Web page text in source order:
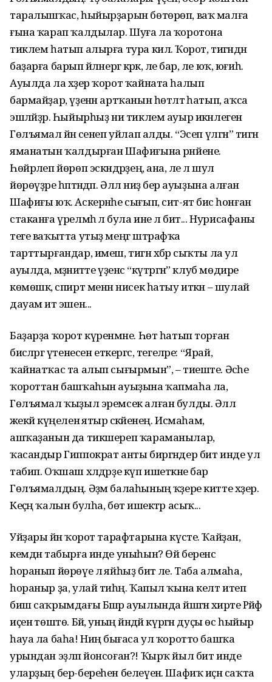
таралышҡас, һыйырҙарын бөтөрөп, ваҡ малға
ғына ҡарап ҡалдылар. Шуға ла ҡоротона
тиклем һатып алырға тура килә. Ҡорот, тигәндән
баҙарға барып әйләнергә кәрәк, әле бар, әле юҡ, юғиһә.
Ауылда ла хәҙер ҡорот ҡайната һалып
бармайҙар, үҙенән артҡанын һөтләтә һатып, аҡса
эшләйҙәр. Һыйырһыҙ ни тиклем ауыр икәнлеген
Гөлъямал йәнә әсенеп уйлап алды. “Эсеп үлгән” тигән
яманатын ҡалдырған Шафиғына рәнйене.
Һөйрәлеп йөрөп эскәндәрҙең, ана, әле лә шул
йөрөүҙәре һәптәндәп. Әллә ниҙә бер ауыҙына алған
Шафиғы юҡ. Аскернәһе сығып, сит-ят бисә һонған
стаканға үрелмәһә лә була ине лә бит... Нурисафаны
теге ваҡытта утыҙ меңгә штрафҡа
тарттырғандар, имеш, тигән хәбәр сыҡты ла ул
ауылда, мәҙәниәтте үҙенсә “күтәргән” клуб мөдире
көмөшкә, спирт менән нисек һатыу иткән – шулай
дауам итә эшен...
Баҙарҙа ҡорот күренмәне. Һөт һатып торған
бисәләргә үтенесен еткергәс, тегеләре: “Ярай,
ҡайнатҡас та алып сығырмын”, – тиеште. Әсәһе
ҡороттан башҡаһын ауыҙына ҡапмаһа ла,
Гөлъямал ҡыҙыл эремсек алған булды. Әллә
әжекәй күңеленә ятыр әсәкәйенең. Исмаһам,
ашҡаҙанын да тикшереп ҡараманылар,
ҡасандыр Гиппократ анты биргәндер бит инде ул
табип. Оҡшаш хәлдәрҙе күп ишеткәне бар
Гөлъямалдың. Әҙәм балаһының ҡәҙере китте хәҙер.
Кеҫәң ҡалын булһа, бөтә ишектәр асыҡ...
Уйҙары йәнә ҡорот тарафтарына күсте. Ҡайҙан,
кемдән табырға инде уныһын? Өй беренсә
һоранып йөрөүе лә яйһыҙ бит әле. Таба алмаһа,
һораныр ҙа, улай тиһәң. Ҡапыл ҡына келт итеп
биш саҡрымдағы Бәшәр ауылында йәшәгән әхирәте Рәйфә
иҫенә төштө. Бәй, уның йәндәй күргән дуҫы өс һыйыр
һауа ла баһа! Ниңә бығаса ул ҡоротто башҡа
урындан эҙләп йонсоған?! Ҡырҡ йыл бит инде
уларҙың бер-береһен белеүенә. Шафиҡ иҫән саҡта